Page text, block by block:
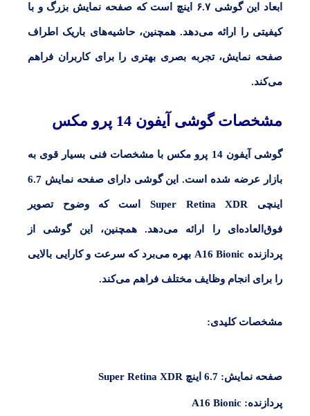
ابعاد این گوشی ۶.۷ اینچ است که صفحه نمایش بزرگ و با
کیفیتی را ارائه می‌دهد. همچنین، حاشیه‌های باریک اطراف
صفحه نمایش، تجربه بصری بهتری را برای کاربران فراهم
می‌کند.
مشخصات گوشی آیفون 14 پرو مکس
گوشی آیفون14 پرو مکس با مشخصات فنی بسیار قوی به
بازار عرضه شده است. این گوشی دارای صفحه نمایش 6.7
اینچی Super Retina XDR است که وضوح تصویر
فوق‌العاده‌ای را ارائه می‌دهد. همچنین، این گوشی از
پردازنده A16 Bionic بهره می‌برد که سرعت و کارایی بالایی
را برای انجام وظایف مختلف فراهم می‌کند.
مشخصات کلیدی:
صفحه نمایش: 6.7 اینچ Super Retina XDR
پردازنده: A16 Bionic
گفتگو با غرفه‌دار